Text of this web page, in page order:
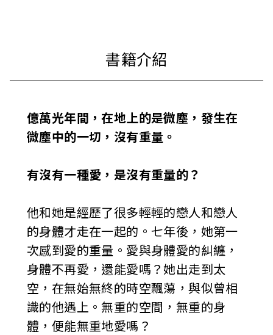
億萬光年間，在地上的是微塵，發生在
微塵中的一切，沒有重量。
有沒有一種愛，是沒有重量的？
他和她是經歷了很多輕輕的戀人和戀人
的身體才走在一起的。七年後，她第一
次感到愛的重量。愛與身體愛的糾纏，
身體不再愛，還能愛嗎？她出走到太
空，在無始無終的時空飄蕩，與似曾相
識的他遇上。無重的空間，無重的身
體，便能無重地愛嗎？